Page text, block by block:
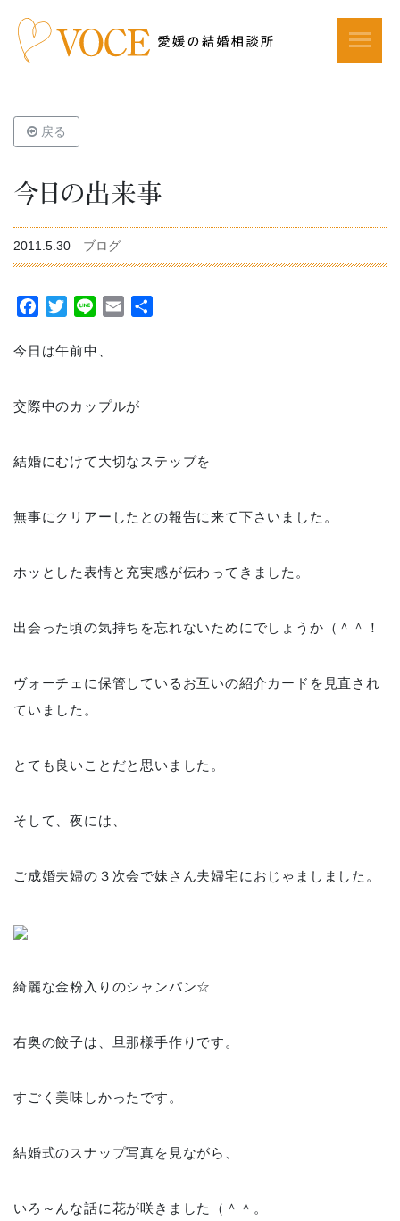
戻る
今日の出来事
2011.5.30 ブログ
Facebook
TwitterLine Email
今日は午前中、
交際中のカップルが
結婚にむけて大切なステップを
無事にクリアーしたとの報告に来て下さいました。
ホッとした表情と充実感が伝わってきました。
出会った頃の気持ちを忘れないためにでしょうか（＾＾！
ヴォーチェに保管しているお互いの紹介カードを見直され
ていました。
とても良いことだと思いました。
そして、夜には、
ご成婚夫婦の３次会で妹さん夫婦宅におじゃましました。
綺麗な金粉入りのシャンパン☆
右奥の餃子は、旦那様手作りです。
すごく美味しかったです。
結婚式のスナップ写真を見ながら、
いろ～んな話に花が咲きました（＾＾。